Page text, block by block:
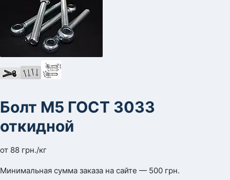
Болт М5 ГОСТ 3033
откидной
от 88 грн./кг
Минимальная сумма заказа на сайте — 500 грн.